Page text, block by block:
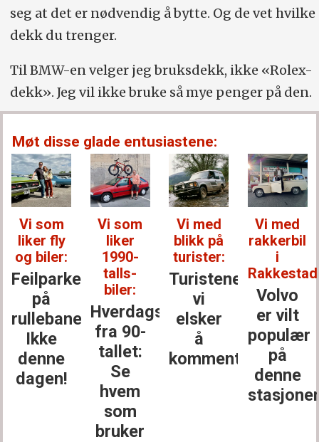
seg at det er nødvendig å bytte. Og de vet hvilke
dekk du trenger.
Til BMW-en velger jeg bruksdekk, ikke «Rolex-
dekk». Jeg vil ikke bruke så mye penger på den.
Møt disse glade entusiastene:
Vi som
liker fly
og biler:
Feilparkert
på
rullebanen?
Ikke
denne
dagen!
Vi som
liker
1990-
talls-
biler:
Hverdagsbiler
fra 90-
tallet:
Se
hvem
som
bruker
Vi med
blikk på
turister:
Turistene
vi
elsker
å
kommentere
Vi med
rakkerbil
i
Volvo
er vilt
populær
på
denne